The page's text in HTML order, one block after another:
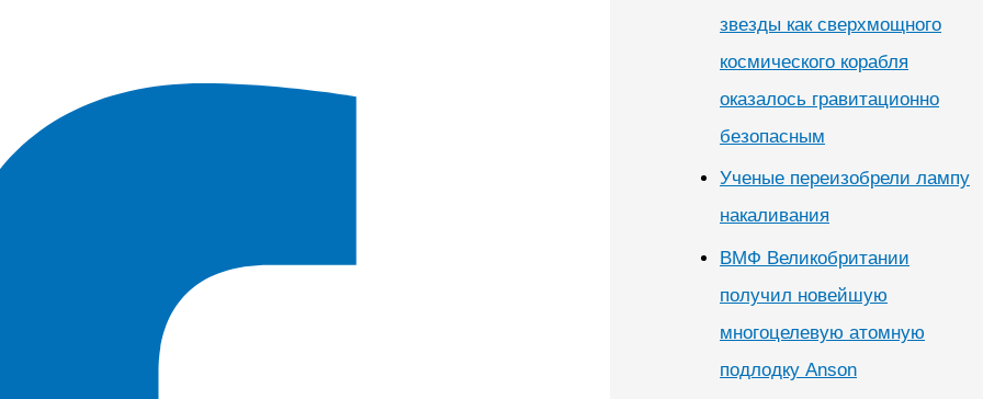
звезды как сверхмощного
космического корабля
оказалось гравитационно
безопасным
Ученые переизобрели лампу
накаливания
ВМФ Великобритании
получил новейшую
многоцелевую атомную
подлодку Anson